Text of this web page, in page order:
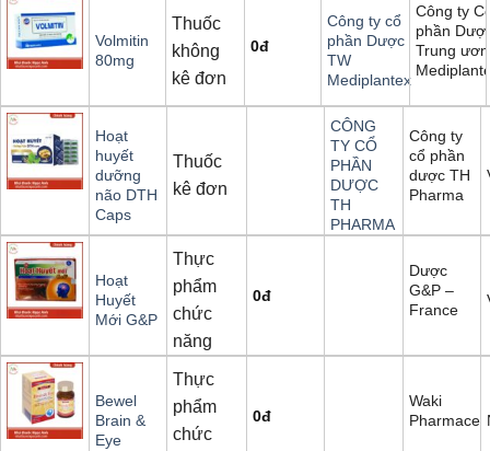
Volmitin
80mg
Thuốc
không
kê đơn
0đ
Công ty cổ
phần Dược
TW
Mediplantex
Công ty
phần
Trung
Hoạt
huyết
dưỡng
não DTH
Caps
Thuốc
kê đơn
CÔNG
TY CỔ
PHẦN
DƯỢC
TH
PHARMA
Công ty
cổ phần
dược TH
Pharma
Hoạt
Huyết
Mới G&P
Thực
phẩm
chức
năng
0đ
Dược
G&P –
France
Bewel
Brain &
Eye
Thực
phẩm
chức
0đ
Waki